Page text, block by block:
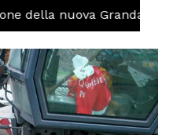
della nuova Granda Volley